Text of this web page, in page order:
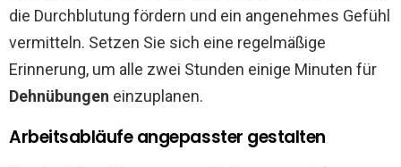
die Durchblutung fördern und ein angenehmes Gefühl
vermitteln. Setzen Sie sich eine regelmäßige
Erinnerung, um alle zwei Stunden einige Minuten für
Dehnübungen einzuplanen.
Arbeitsabläufe angepasster gestalten